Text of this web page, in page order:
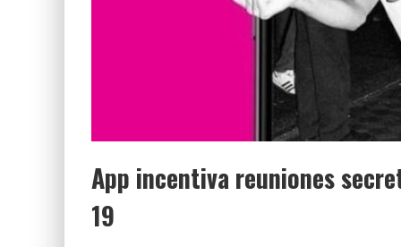
App incentiva reuniones
19